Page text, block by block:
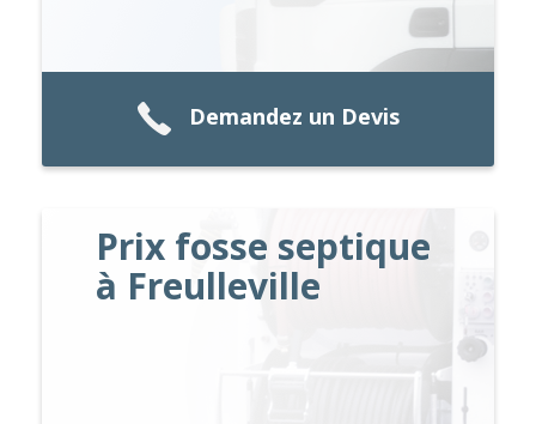
Demandez un Devis
Prix fosse septique
à Freulleville